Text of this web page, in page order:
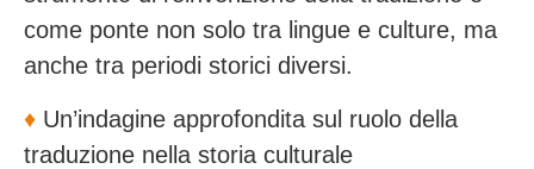
come ponte non solo tra lingue e culture, ma
anche tra periodi storici diversi.
♦️ Un’indagine approfondita sul ruolo della
traduzione nella storia culturale